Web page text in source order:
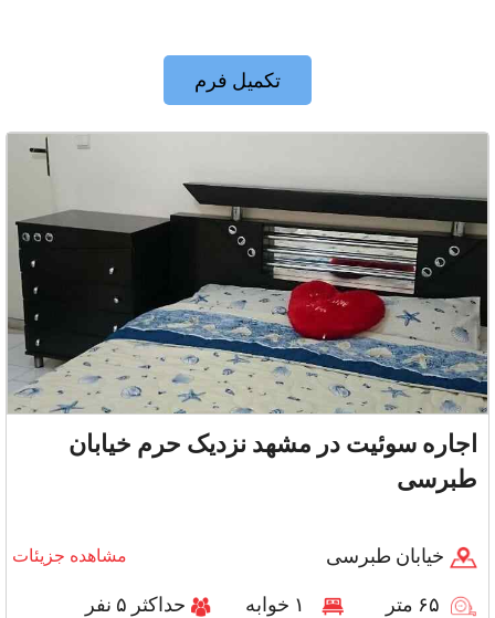
تکمیل فرم
اجاره سوئیت در مشهد نزدیک حرم خیابان
طبرسی
خیابان طبرسی مشاهده جزیئات
حداکثر ۵ نفر